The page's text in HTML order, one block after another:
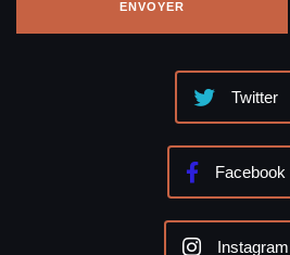
Twitter
Facebook
Instagram